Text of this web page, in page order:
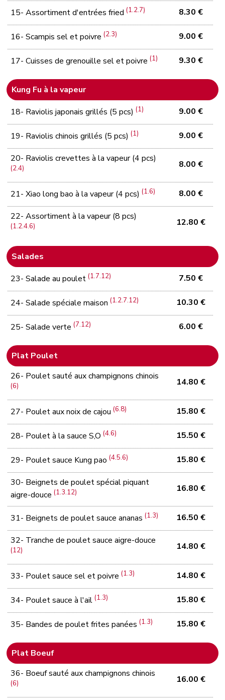
15- Assortiment d'entrées fried(1.2.7) 8.30 €
16- Scampis sel et poivre(2.3) 9.00 €
17- Cuisses de grenouille sel et poivre(1) 9.30 €
Kung Fu à la vapeur
18- Raviolis japonais grillés (5 pcs)(1) 9.00 €
19- Raviolis chinois grillés (5 pcs)(1) 9.00 €
20- Raviolis crevettes à la vapeur (4 pcs)
(2.4) 8.00 €
21- Xiao long bao à la vapeur (4 pcs)(1.6) 8.00 €
22- Assortiment à la vapeur (8 pcs)
(1.2.4.6) 12.80 €
Salades
23- Salade au poulet(1.7.12) 7.50 €
24- Salade spéciale maison(1.2.7.12) 10.30 €
25- Salade verte(7.12) 6.00 €
Plat Poulet
26- Poulet sauté aux champignons chinois
(6) 14.80 €
27- Poulet aux noix de cajou(6.8) 15.80 €
28- Poulet à la sauce S,O(4.6) 15.50 €
29- Poulet sauce Kung pao(4.5.6) 15.80 €
30- Beignets de poulet spécial piquant
aigre-douce(1.3.12) 16.80 €
31- Beignets de poulet sauce ananas(1.3) 16.50 €
32- Tranche de poulet sauce aigre-douce
(12) 14.80 €
33- Poulet sauce sel et poivre(1.3) 14.80 €
34- Poulet sauce à l'ail(1.3) 15.80 €
35- Bandes de poulet frites panées(1.3) 15.80 €
Plat Boeuf
36- Boeuf sauté aux champignons chinois
(6) 16.00 €